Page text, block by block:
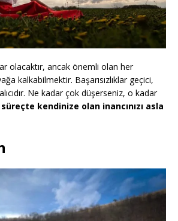
olacaktır, ancak önemli olan her
kalkabilmektir. Başarısızlıklar geçici,
Ne kadar çok düşerseniz, o kadar
süreçte kendinize olan inancınızı asla